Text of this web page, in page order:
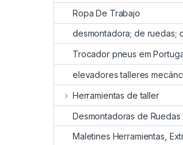
Ropa De Trabajo
desmontadora; de ruedas;
Trocador pneus em
elevadores talleres
Herramientas de taller
Desmontadoras de Ruedas
Maletines Herramientas,